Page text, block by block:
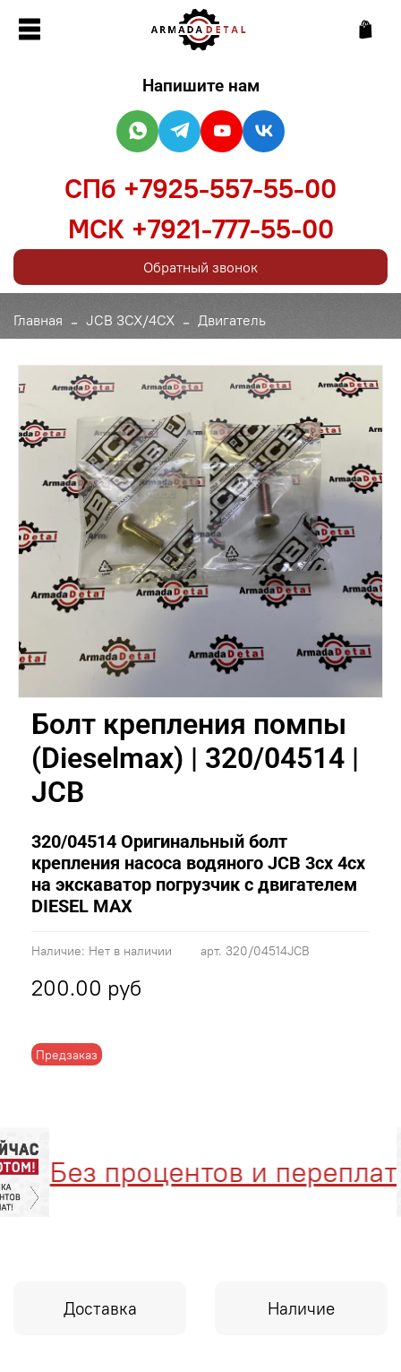
Главная JCB 3CX/4CX Двигатель
арт. 320/04514JCB
Наличие: Нет в наличии
Предзаказ
Болт крепления помпы
(Dieselmax) | 320/04514 |
JCB
200.00 руб
320/04514 Оригинальный болт
крепления насоса водяного JCB 3cx 4cx
на экскаватор погрузчик с двигателем
DIESEL MAX
Без процентов и переплат
Доставка Наличие
Напишите нам
СПб +7925-557-55-00
МСК +7921-777-55-00
Обратный звонок